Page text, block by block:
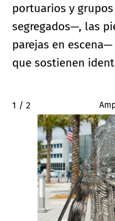
portuarios y
segregados—, las
parejas en
que sostienen
2 / 2